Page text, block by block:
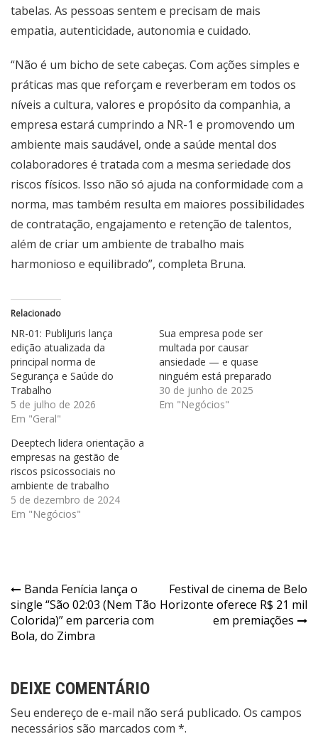
tabelas. As pessoas sentem e precisam de mais
empatia, autenticidade, autonomia e cuidado.
“Não é um bicho de sete cabeças. Com ações simples e
práticas mas que reforçam e reverberam em todos os
níveis a cultura, valores e propósito da companhia, a
empresa estará cumprindo a NR-1 e promovendo um
ambiente mais saudável, onde a saúde mental dos
colaboradores é tratada com a mesma seriedade dos
riscos físicos. Isso não só ajuda na conformidade com a
norma, mas também resulta em maiores possibilidades
de contratação, engajamento e retenção de talentos,
além de criar um ambiente de trabalho mais
harmonioso e equilibrado”, completa Bruna.
Relacionado
NR-01: PubliJuris lança
edição atualizada da
principal norma de
Segurança e Saúde do
Trabalho
5 de julho de 2026
Em "Geral"
Sua empresa pode ser
multada por causar
ansiedade — e quase
ninguém está preparado
30 de junho de 2025
Em "Negócios"
Deeptech lidera orientação a
empresas na gestão de
riscos psicossociais no
ambiente de trabalho
5 de dezembro de 2024
Em "Negócios"
Navegação
de
Post
Banda Fenícia lança o
single “São 02:03 (Nem Tão
Colorida)” em parceria com
Bola, do Zimbra
Festival de cinema de Belo
Horizonte oferece R$ 21 mil
em premiações
DEIXE COMENTÁRIO
Seu endereço de e-mail não será publicado. Os campos
necessários são marcados com *.